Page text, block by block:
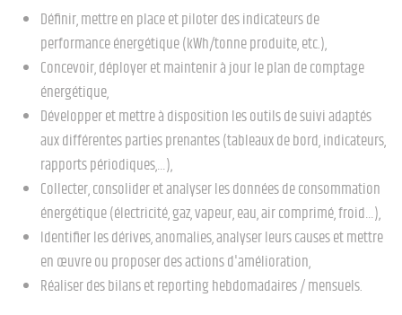
Définir, mettre en place et piloter des indicateurs de
performance énergétique (kWh/tonne produite, etc.),
Concevoir, déployer et maintenir à jour le plan de comptage
énergétique,
Développer et mettre à disposition les outils de suivi adaptés
aux différentes parties prenantes (tableaux de bord, indicateurs,
rapports périodiques,…),
Collecter, consolider et analyser les données de consommation
énergétique (électricité, gaz, vapeur, eau, air comprimé, froid…),
Identifier les dérives, anomalies, analyser leurs causes et mettre
en œuvre ou proposer des actions d'amélioration,
Réaliser des bilans et reporting hebdomadaires / mensuels.